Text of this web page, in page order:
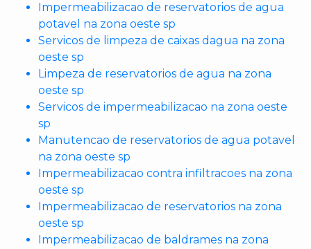
Impermeabilizacao de reservatorios de agua
potavel na zona oeste sp
Servicos de limpeza de caixas dagua na zona
oeste sp
Limpeza de reservatorios de agua na zona
oeste sp
Servicos de impermeabilizacao na zona oeste
sp
Manutencao de reservatorios de agua potavel
na zona oeste sp
Impermeabilizacao contra infiltracoes na zona
oeste sp
Impermeabilizacao de reservatorios na zona
oeste sp
Impermeabilizacao de baldrames na zona